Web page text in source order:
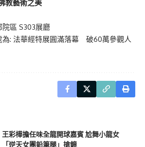
教藝術之美
區 S303展廳
: 法華經特展圓滿落幕 破60萬參觀人
王彩樺擔任味全龍開球嘉賓 尬舞小龍女
「逆天女團鉛筆腿」搶鏡